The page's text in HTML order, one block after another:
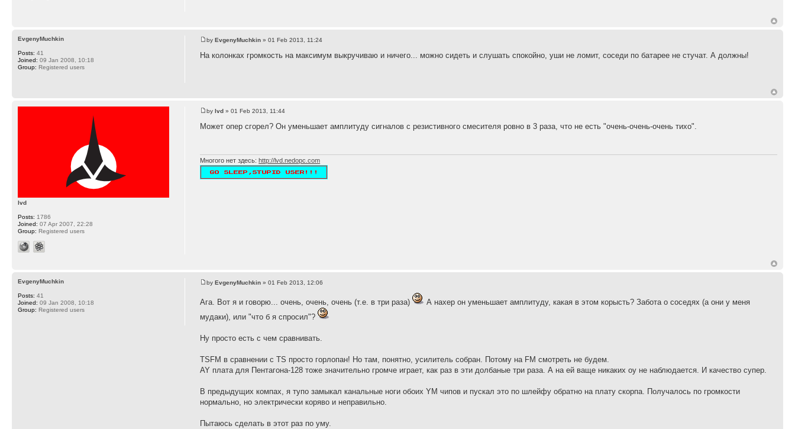
byEvgenyMuchkin » 01 Feb 2013, 11:24
На колонках громкость на максимум выкручиваю и ничего... можно сидеть и слушать спокойно, уши не ломит, соседи по батарее не стучат. А должны!
EvgenyMuchkin
Posts: 41
Joined: 09 Jan 2008, 10:18
Group: Registered users
bylvd » 01 Feb 2013, 11:44
Может опер сгорел? Он уменьшает амплитуду сигналов с резистивного смесителя ровно в 3 раза, что не есть "очень-очень-очень тихо".
Многого нет здесь:http://lvd.nedopc.com
lvd
Posts: 1786
Joined: 07 Apr 2007, 22:28
Group: Registered users
byEvgenyMuchkin » 01 Feb 2013, 12:06
Ага. Вот я и говорю... очень, очень, очень (т.е. в три раза)
А нахер он уменьшает амплитуду, какая в этом корысть? Забота о соседях (а они у меня
мудаки), или "что б я спросил"?
Ну просто есть с чем сравнивать.
TSFM в сравнении с TS просто горлопан! Но там, понятно, усилитель собран. Потому на FM смотреть не будем.
AY плата для Пентагона-128 тоже значительно громче играет, как раз в эти долбаные три раза. А на ей ваще никаких оу не наблюдается. И качество супер.
В предыдущих компах, я тупо замыкал канальные ноги обоих YM чипов и пускал это по шлейфу обратно на плату скорпа. Получалось по громкости
нормально, но электрически коряво и неправильно.
Пытаюсь сделать в этот раз по уму.
EvgenyMuchkin
Posts: 41
Joined: 09 Jan 2008, 10:18
Group: Registered users